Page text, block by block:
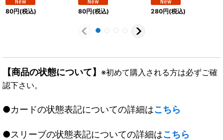
80円(税込) 80円(税込) 280円(税込)
【商品の状態について】 ※初めて購入される方は必ずご確
認下さい。
●カードの状態表記についての詳細はこちら
●スリーブの状態表記についての詳細はこちら